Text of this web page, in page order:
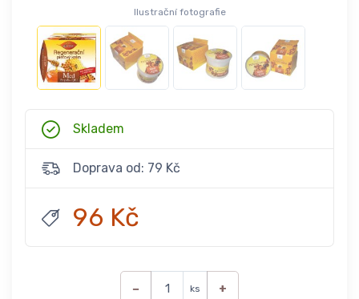
Ilustrační fotografie
Skladem
Doprava od: 79 Kč
96 Kč
− ks +